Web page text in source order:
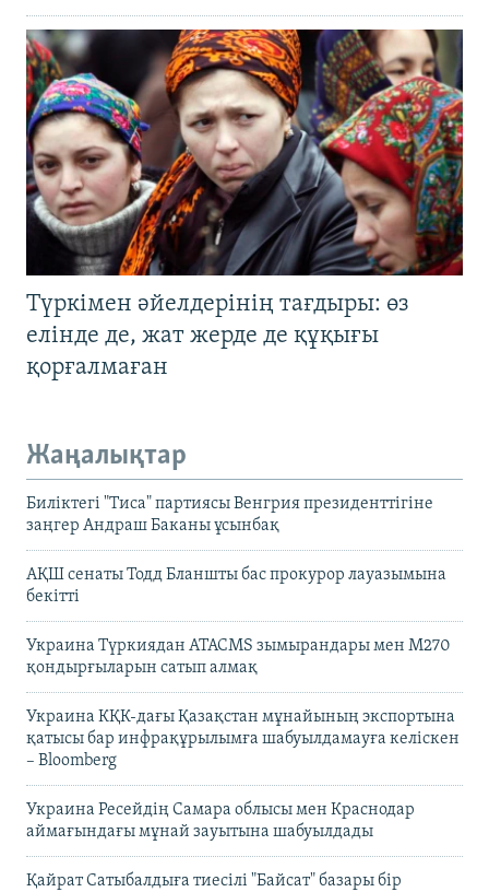
Түркімен әйелдерінің тағдыры: өз
елінде де, жат жерде де құқығы
қорғалмаған
Жаңалықтар
Биліктегі "Тиса" партиясы Венгрия президенттігіне
заңгер Андраш Баканы ұсынбақ
АҚШ сенаты Тодд Бланшты бас прокурор лауазымына
бекітті
Украина Түркиядан ATACMS зымырандары мен M270
қондырғыларын сатып алмақ
Украина КҚК-дағы Қазақстан мұнайының экспортына
қатысы бар инфрақұрылымға шабуылдамауға келіскен
– Bloomberg
Украина Ресейдің Самара облысы мен Краснодар
аймағындағы мұнай зауытына шабуылдады
Қайрат Сатыбалдыға тиесілі "Байсат" базары бір